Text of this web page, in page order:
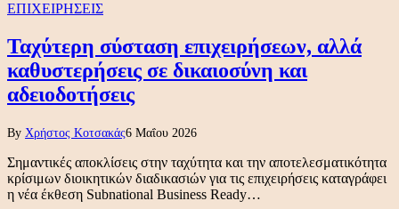
ΕΠΙΧΕΙΡΗΣΕΙΣ
Ταχύτερη σύσταση επιχειρήσεων, αλλά
καθυστερήσεις σε δικαιοσύνη και
αδειοδοτήσεις
By Χρήστος Κοτσακάς6 Μαΐου 2026
Σημαντικές αποκλίσεις στην ταχύτητα και την αποτελεσματικότητα
κρίσιμων διοικητικών διαδικασιών για τις επιχειρήσεις καταγράφει
η νέα έκθεση Subnational Business Ready…